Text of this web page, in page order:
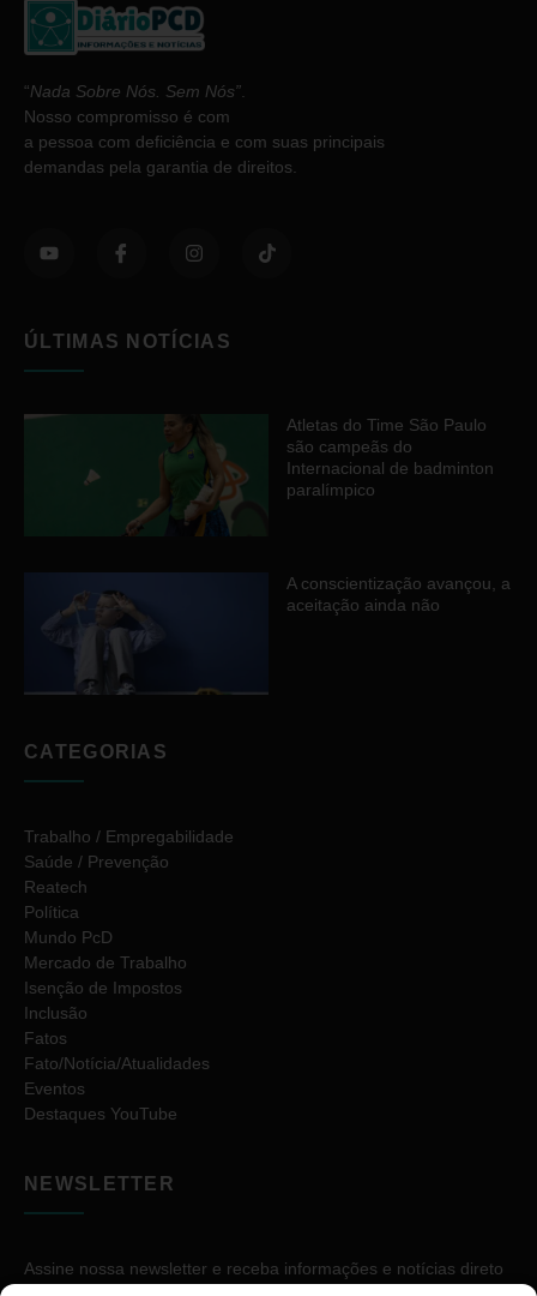
“Nada Sobre Nós. Sem Nós”
Nosso compromisso é com
a pessoa com deficiência e com suas principais
demandas pela garantia de direitos.
ÚLTIMAS NOTÍCIAS
Atletas do Time São Paulo
são campeãs do
Internacional de badminton
paralímpico
A conscientização avançou, a
aceitação ainda não
CATEGORIAS
Trabalho / Empregabilidade
Saúde / Prevenção
Reatech
Política
Mundo PcD
Mercado de Trabalho
Isenção de Impostos
Inclusão
Fatos
Fato/Notícia/Atualidades
Eventos
Destaques YouTube
NEWSLETTER
Assine nossa newsletter e receba informações e notícias direto